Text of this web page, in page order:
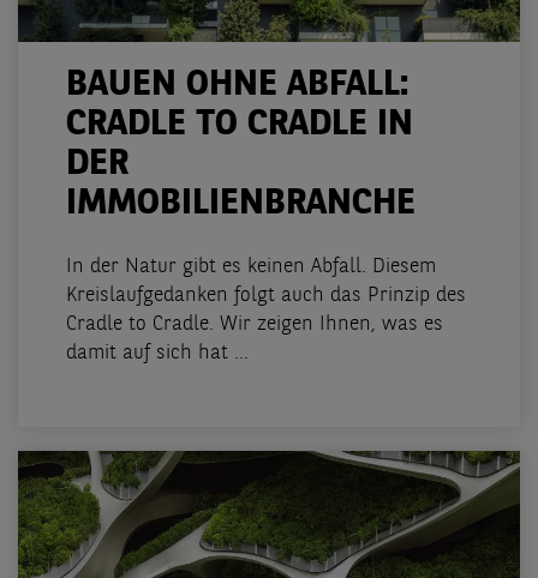
BAUEN OHNE ABFALL:
CRADLE TO CRADLE IN
DER
IMMOBILIENBRANCHE
In der Natur gibt es keinen Abfall. Diesem
Kreislaufgedanken folgt auch das Prinzip des
Cradle to Cradle. Wir zeigen Ihnen, was es
damit auf sich hat ...